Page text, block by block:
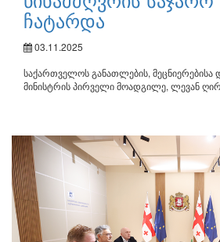
ჩატარდა
03.11.2025
საქართველოს განათლების,
მინისტრის პირველი მოადგილე, ლევან